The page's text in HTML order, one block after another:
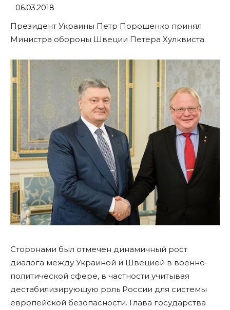
06.03.2018
Президент Украины Петр Порошенко принял
Министра обороны Швеции Петера Хулквиста.
Сторонами был отмечен динамичный рост
диалога между Украиной и Швецией в военно-
политической сфере, в частности учитывая
дестабилизирующую роль России для системы
европейской безопасности. Глава государства